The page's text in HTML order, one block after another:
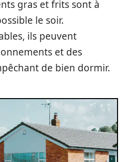
gras et frits sont à
le soir.
ils peuvent
et des
de bien dormir.